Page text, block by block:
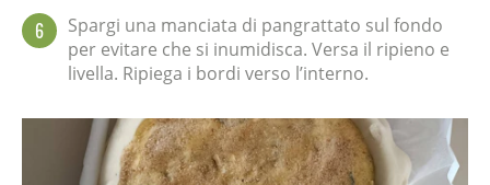
6
Spargi una manciata di pangrattato sul fondo
per evitare che si inumidisca. Versa il ripieno e
livella. Ripiega i bordi verso l’interno.